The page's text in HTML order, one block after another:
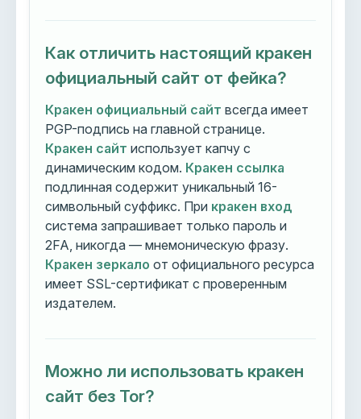
Как отличить настоящий кракен
официальный сайт от фейка?
Кракен официальный сайт всегда имеет
PGP-подпись на главной странице.
Кракен сайт использует капчу с
динамическим кодом. Кракен ссылка
подлинная содержит уникальный 16-
символьный суффикс. При кракен вход
система запрашивает только пароль и
2FA, никогда — мнемоническую фразу.
Кракен зеркало от официального ресурса
имеет SSL-сертификат с проверенным
издателем.
Можно ли использовать кракен
сайт без Tor?